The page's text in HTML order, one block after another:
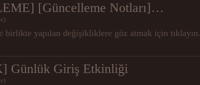
[Güncelleme Notları]
birlikte yapılan değişikliklere göz atmak için tıklayın.
Günlük Giriş Etkinliği